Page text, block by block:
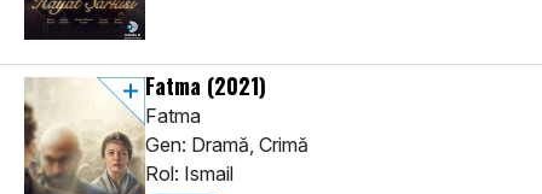
Fatma (2021)
Fatma
Gen: Dramă, Crimă
Rol: Ismail